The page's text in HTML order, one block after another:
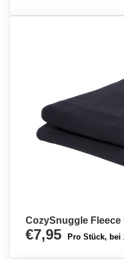
CozySnuggle Fleece
€7,95 Pro Stück, bei